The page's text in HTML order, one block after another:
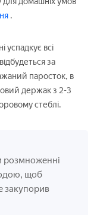
.
всі
за
паросток, в
держак з 2-3
стеблі.
розмноженні
щоб
закупорив